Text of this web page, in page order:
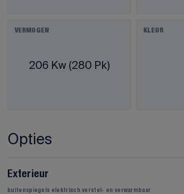
VERMOGEN
206 Kw (280 Pk)
KLEUR
Opties
Exterieur
buitenspiegels elektrisch verstel- en verwarmbaar